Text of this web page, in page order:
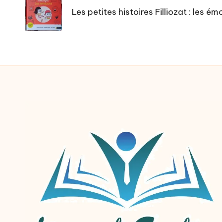
Les petites histoires Filliozat : les